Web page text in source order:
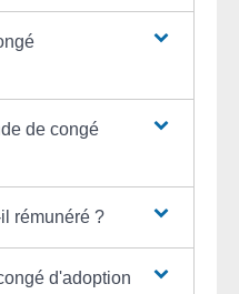
de congé
rémunéré ?
d'adoption